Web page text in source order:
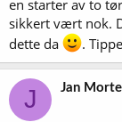
en starter av to
sikkert vært nok.
dette da
.
J Jan